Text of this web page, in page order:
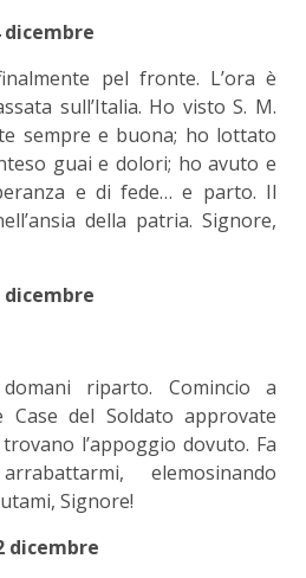
dicembre
pel fronte. L’ora è
sull’Italia. Ho visto S. M.
sempre e buona; ho lottato
guai e dolori; ho avuto e
e di fede… e parto. Il
della patria. Signore,
dicembre
riparto. Comincio a
Case del Soldato approvate
l’appoggio dovuto. Fa
elemosinando
Signore!
dicembre